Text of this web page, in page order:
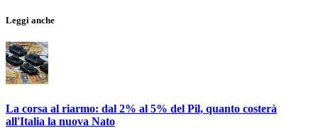
Leggi anche
La corsa al riarmo: dal 2% al 5% del Pil, quanto costerà
all'Italia la nuova Nato